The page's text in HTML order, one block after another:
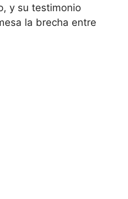
y su testimonio
la brecha entre